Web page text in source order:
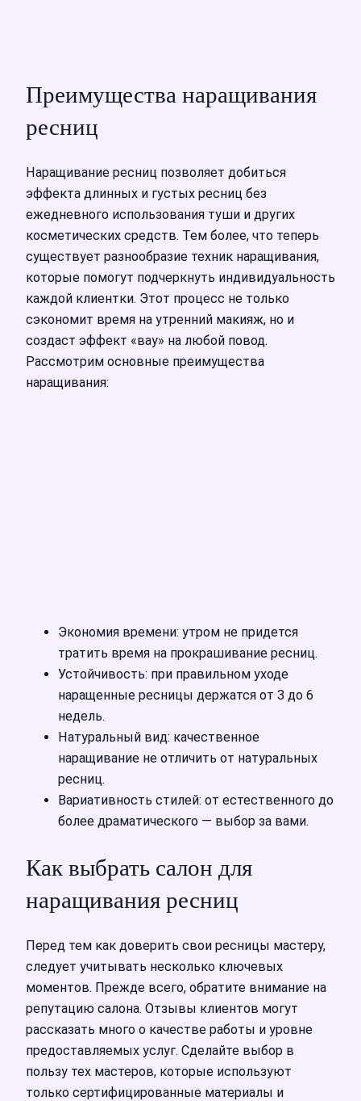
Преимущества наращивания
ресниц
Наращивание ресниц позволяет добиться
эффекта длинных и густых ресниц без
ежедневного использования туши и других
косметических средств. Тем более, что теперь
существует разнообразие техник наращивания,
которые помогут подчеркнуть индивидуальность
каждой клиентки. Этот процесс не только
сэкономит время на утренний макияж, но и
создаст эффект «вау» на любой повод.
Рассмотрим основные преимущества
наращивания:
Экономия времени: утром не придется
тратить время на прокрашивание ресниц.
Устойчивость: при правильном уходе
наращенные ресницы держатся от 3 до 6
недель.
Натуральный вид: качественное
наращивание не отличить от натуральных
ресниц.
Вариативность стилей: от естественного до
более драматического — выбор за вами.
Как выбрать салон для
наращивания ресниц
Перед тем как доверить свои ресницы мастеру,
следует учитывать несколько ключевых
моментов. Прежде всего, обратите внимание на
репутацию салона. Отзывы клиентов могут
рассказать много о качестве работы и уровне
предоставляемых услуг. Сделайте выбор в
пользу тех мастеров, которые используют
только сертифицированные материалы и